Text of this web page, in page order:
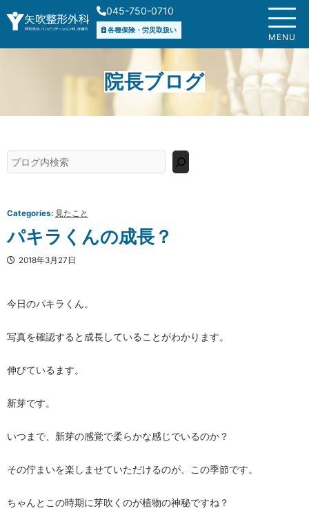
容
ス
045-750-0710
各種保険・労災取扱い
MENU
院長ブログ
検
索
Categories: 見たこと
パキラくんの成長？
2018年3月27日
今日のパキラくん。
写真を確認すると成長していることがわかります。
伸びているます。
新芽です。
いつまで、新芽の感覚で柔らかな感じでいるのか？
その佇まいを楽しませていただけるのが、この季節です。
ちゃんとこの時期に芽吹くのが植物の神秘ですね？